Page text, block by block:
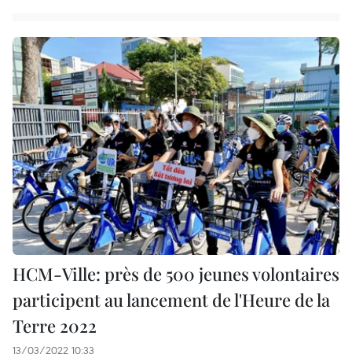
HCM-Ville: près de 500 jeunes volontaires
participent au lancement de l'Heure de la
Terre 2022
13/03/2022 10:33